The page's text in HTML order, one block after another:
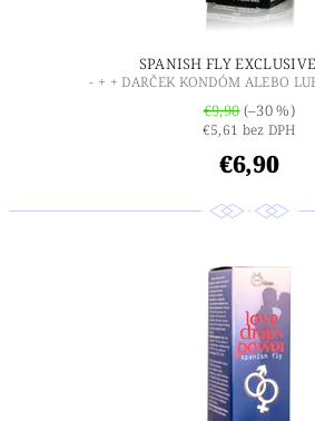
SPANISH FLY
- + + DARČEK KONDÓM ALEBO
€9,90(–30 %)
€5,61 bez DPH
€6,90